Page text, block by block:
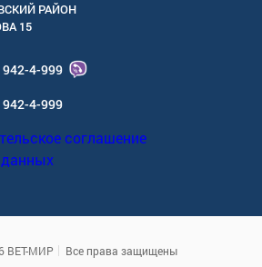
РАЙОН
15
942-4-999
942-4-999
соглашение
ВЕТ-МИР Все права защищены